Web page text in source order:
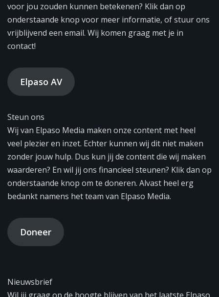
voor jou zouden kunnen betekenen? Klik dan op
onderstaande knop voor meer informatie, of stuur ons
vrijblijvend een email. Wij komen graag met je in
contact!
Elpaso AV
Steun ons
Wij van Elpaso Media maken onze content met heel
veel plezier en inzet. Echter kunnen wij dit niet maken
zonder jouw hulp. Dus kun jij de content die wij maken
waarderen? En wil jij ons financieel steunen? Klik dan op
onderstaande knop om te doneren. Alvast heel erg
bedankt namens het team van Elpaso Media.
Doneer
Nieuwsbrief